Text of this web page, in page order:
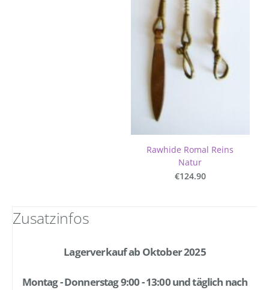
Zusatzinfos
Lagerverkauf ab Oktober 2025
Montag - Donnerstag 9:00 - 13:00 und täglich nach
Rawhide Romal Reins
Natur
€124.90